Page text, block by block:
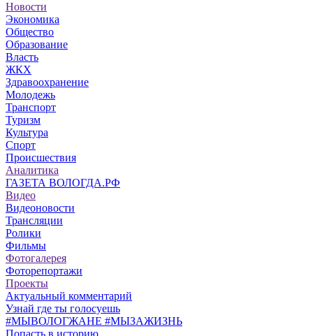
Новости
Экономика
Общество
Образование
Власть
ЖКХ
Здравоохранение
Молодежь
Транспорт
Туризм
Культура
Спорт
Происшествия
Аналитика
ГАЗЕТА ВОЛОГДА.РФ
Видео
Видеоновости
Трансляции
Ролики
Фильмы
Фотогалерея
Фоторепортажи
Проекты
Актуальный комментарий
Узнай где ты голосуешь
#МЫВОЛОГЖАНЕ #МЫЗАЖИЗНЬ